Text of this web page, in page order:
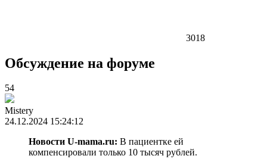
3018
Обсуждение на форуме
54
Mistery
24.12.2024 15:24:12
Новости U-mama.ru: В пациентке ей
компенсировали только 10 тысяч рублей.